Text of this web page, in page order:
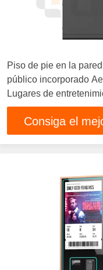
Piso de pie en la
público incorporado
Lugares de
Aparcamiento
boletos Quiosco de
Consiga el